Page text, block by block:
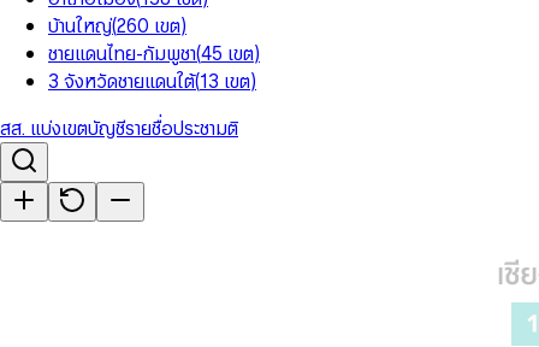
บ้านใหญ่(260 เขต)
ชายแดนไทย-กัมพูชา(45 เขต)
3 จังหวัดชายแดนใต้(13 เขต)
สส. แบ่งเขตบัญชีรายชื่อประชามติ